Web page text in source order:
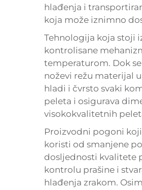
hlađenja i
koja može iznimno
Tehnologija koja stoji
kontrolisane
temperaturom. Dok
noževi režu materijal
hladi i čvrsto svaki
peleta i osigurava
visokokvalitetnih
Proizvodni pogoni
koristi od smanjene
dosljednosti kvalitete
kontrolu prašine i
hlađenja zrakom.